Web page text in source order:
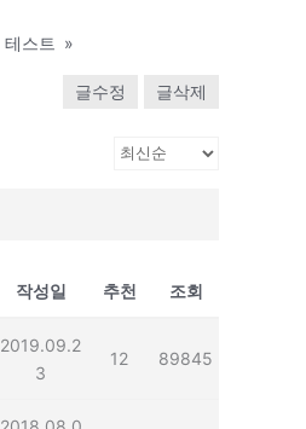
테스트 »
글수정 글삭제
작성일 추천 조회
2019.09.2
3
12 89845